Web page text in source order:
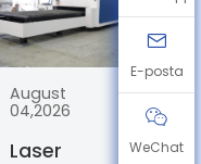
August
04,2026
Laser
E-posta
WeChat